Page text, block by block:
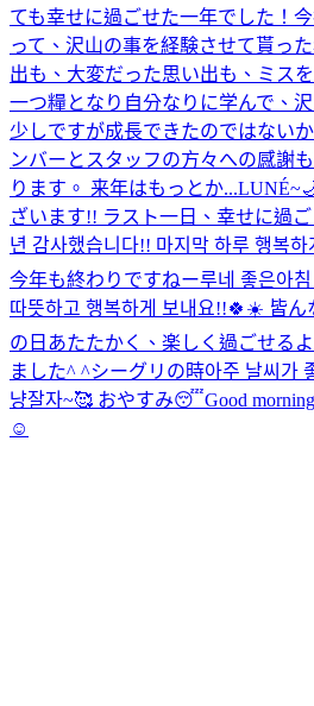
ても幸せに過ごせた一年でした！
って、沢山の事を経験させて貰っ
出も、大変だった思い出も、ミス
一つ糧となり自分なりに学んで、
少しですが成長できたのではない
ンバーとスタッフの方々への感謝
ります。 来年はもっとか...
ざいます!! ラスト一日、幸せに過
년 감사했습니다!! 마지막 하루 행복
今年も終わりですねー루네 좋은아
따뜻하고 행복하게 보내요!!🍀☀️ 皆
の日あたたかく、楽しく過ごせる
ました^ ^シーグリの時아주 날씨가
냥잘자~🥰 おやすみ😴Good
☺️